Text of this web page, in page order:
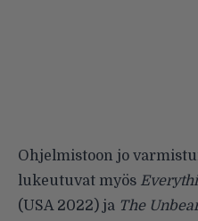
Ohjelmistoon jo
lukeutuvat myös
(USA 2022) ja The